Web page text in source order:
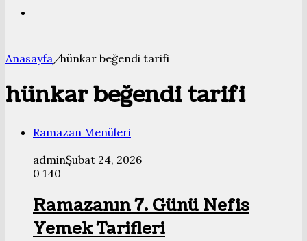
yap
Anasayfa/hünkar beğendi tarifi
hünkar beğendi tarifi
Ramazan Menüleri
adminŞubat 24, 2026
0 140
Ramazanın 7. Günü Nefis
Yemek Tarifleri